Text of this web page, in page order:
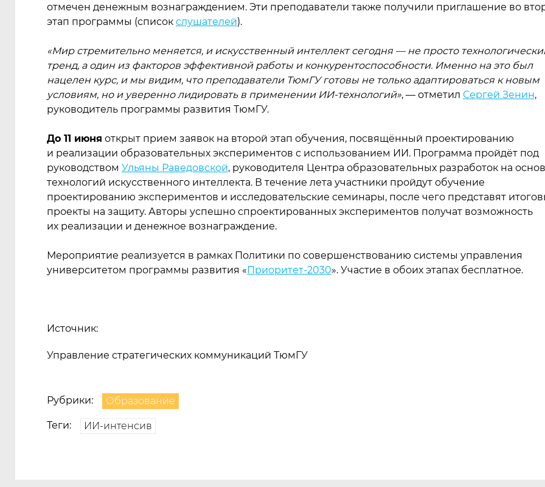
отмечен денежным вознаграждением. Эти преподаватели также получили приглашение во
этап программы (cписок слушателей).
«Мир стремительно меняется, и искусственный интеллект сегодня — не просто
тренд, а один из факторов эффективной работы и конкурентоспособности. Именно на это был
нацелен курс, и мы видим, что преподаватели ТюмГУ готовы не только адаптироваться к новым
условиям, но и уверенно лидировать в применении ИИ-технологий», — отметил Сергей Зенин,
руководитель программы развития ТюмГУ.
До 11 июня открыт прием заявок на второй этап обучения, посвящённый проектированию
и реализации образовательных экспериментов с использованием ИИ. Программа пройдёт под
руководством Ульяны Раведовской, руководителя Центра образовательных разработок на
технологий искусственного интеллекта. В течение лета участники пройдут обучение
проектированию экспериментов и исследовательские семинары, после чего представят
проекты на защиту. Авторы успешно спроектированных экспериментов получат возможность
их реализации и денежное вознаграждение.
Мероприятие реализуется в рамках Политики по совершенствованию системы управления
университетом программы развития «Приоритет-2030». Участие в обоих этапах бесплатное.
Источник:
Управление стратегических коммуникаций ТюмГУ
Рубрики: Образование
Теги: ИИ-интенсив